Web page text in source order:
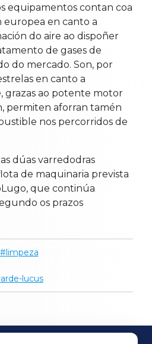
equipamentos contan coa
europea en canto a
do aire ao dispoñer
de gases de
do mercado. Son, por
en canto a
grazas ao potente motor
permiten aforran tamén
nos percorridos de
dúas varredodras
de maquinaria prevista
que continúa
os prazos
limpeza
arde-lucus